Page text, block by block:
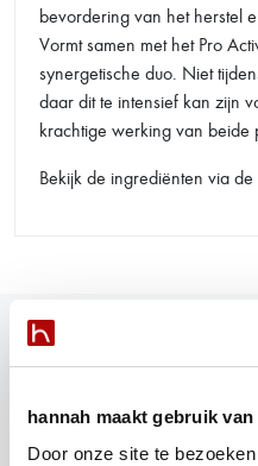
hannah maakt gebruik
Door onze site te
bevordering van het herstel
Vormt samen met het Pro
synergetische duo. Niet
daar dit te intensief kan zijn
krachtige werking van beide
Bekijk de ingrediënten via de